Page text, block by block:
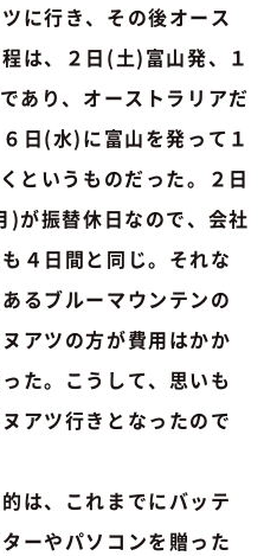
に行き、その後オース
は、２日(土)富山発、１
あり、オーストラリアだ
日(水)に富山を発って１
というものだった。２日
)が振替休日なので、会社
４日間と同じ。それな
るブルーマウンテンの
アツの方が費用はかか
た。こうして、思いも
アツ行きとなったので
は、これまでにバッテ
ーやパソコンを贈った